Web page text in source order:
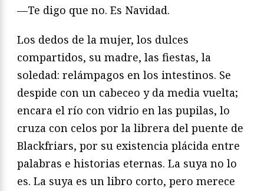
—Te digo que no. Es Navidad.
Los dedos de la mujer, los dulces
compartidos, su madre, las fiestas, la
soledad: relámpagos en los intestinos. Se
despide con un cabeceo y da media vuelta;
encara el río con vidrio en las pupilas, lo
cruza con celos por la librera del puente de
Blackfriars, por su existencia plácida entre
palabras e historias eternas. La suya no lo
es. La suya es un libro corto, pero merece